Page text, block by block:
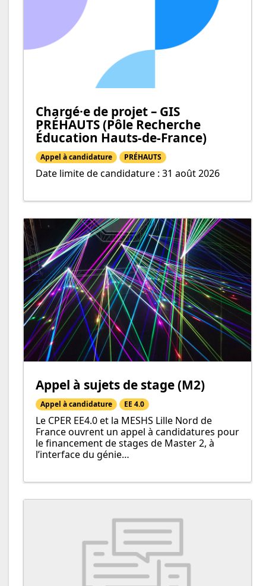
Chargé·e de projet – GIS
PRÉHAUTS (Pôle Recherche
Éducation Hauts-de-France)
Appel à candidature PRÉHAUTS
Date limite de candidature : 31 août 2026
Appel à sujets de stage (M2)
Appel à candidature EE 4.0
Le CPER EE4.0 et la MESHS Lille Nord de
France ouvrent un appel à candidatures pour
le financement de stages de Master 2, à
l’interface du génie…